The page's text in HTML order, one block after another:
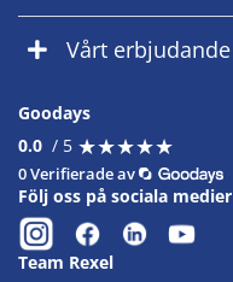
Vårt erbjudande
Goodays
0.0 / 5 ★★★★★
★★★★★
0 Verifierade av
Följ oss på sociala medier
Team Rexel